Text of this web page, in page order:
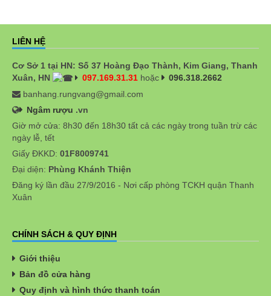
LIÊN HỆ
Cơ Sở 1 tại HN: Số 37 Hoàng Đạo Thành, Kim Giang, Thanh
Xuân, HN
097.169.31.31 hoặc
096.318.2662
banhang.rungvang@gmail.com
Ngâm rượu .vn
Giờ mở cửa: 8h30 đến 18h30 tất cả các ngày trong tuần trừ các
ngày lễ, tết
Giấy ĐKKD: 01F8009741
Đại diện: Phùng Khánh Thiện
Đăng ký lần đầu 27/9/2016 - Nơi cấp phòng TCKH quận Thanh
Xuân
CHÍNH SÁCH & QUY ĐỊNH
Giới thiệu
Bản đồ cửa hàng
Quy định và hình thức thanh toán